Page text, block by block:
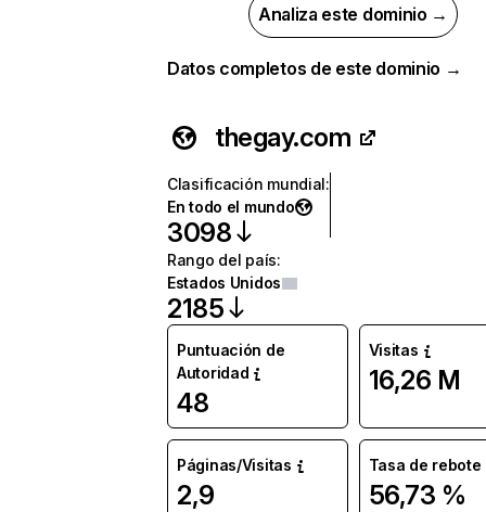
Analiza este dominio →
Datos completos de este dominio →
thegay.com
Clasificación mundial:
En todo el mundo
3098
Rango del país:
Estados Unidos
2185
Puntuación de
Autoridad
48
Visitas
16,26 M
Páginas/Visitas
2,9
Tasa de rebote
56,73 %